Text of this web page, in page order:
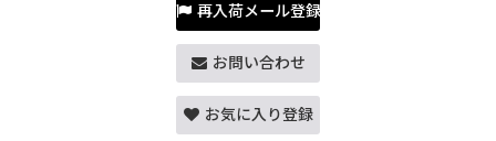
再入荷メール登録
お問い合わせ
お気に入り登録